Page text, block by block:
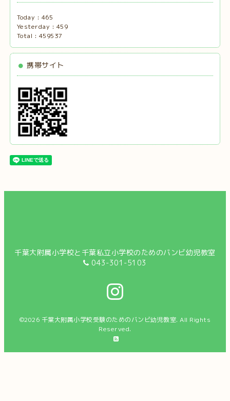
Today : 465
Yesterday : 459
Total : 459537
携帯サイト
千葉大附属小学校と千葉私立小学校のためのバンビ幼児教室
043-301-5103
©2026 千葉大附属小学校受験のためのバンビ幼児教室. All Rights
Reserved.